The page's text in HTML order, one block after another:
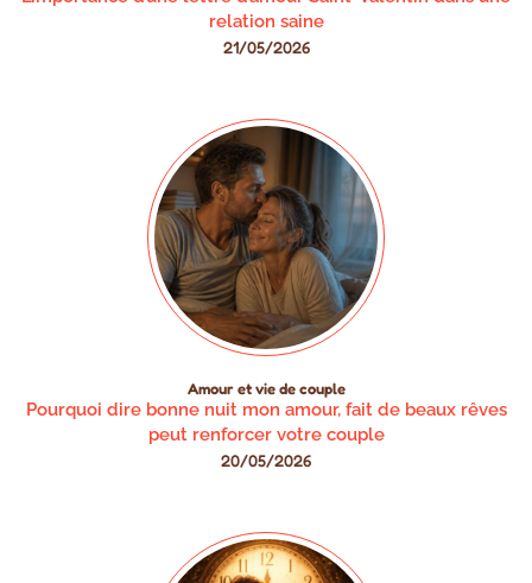
relation saine
21/05/2026
Amour et vie de couple
Pourquoi dire bonne nuit mon amour, fait de beaux rêves
peut renforcer votre couple
20/05/2026